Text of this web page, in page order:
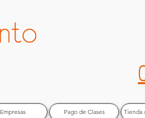
Empresas Pago de Clases Tienda